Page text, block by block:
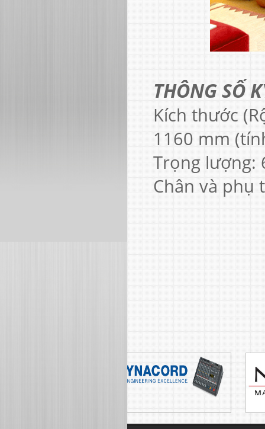
THÔNG SỐ
Kích thước
1160 mm
Trọng lượng:
Chân và phụ